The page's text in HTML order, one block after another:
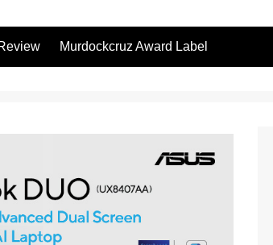
Murdockcruz Award Label